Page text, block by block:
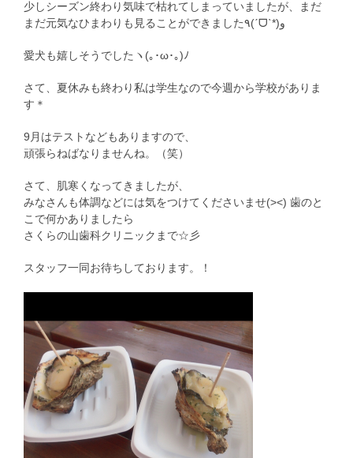
少しシーズン終わり気味で枯れてしまっていましたが、まだ
まだ元気なひまわりも見ることができました٩(ˊᗜˋ*)و
愛犬も嬉しそうでしたヽ(｡･ω･｡)ﾉ
さて、夏休みも終わり私は学生なので今週から学校がありま
す＊
9月はテストなどもありますので、
頑張らねばなりませんね。（笑）
さて、肌寒くなってきましたが、
みなさんも体調などには気をつけてくださいませ(><) 歯のと
こで何かありましたら
さくらの山歯科クリニックまで☆彡
スタッフ一同お待ちしております。！